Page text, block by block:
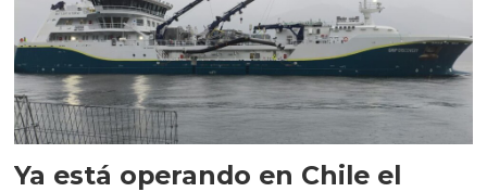
Ya está operando en Chile el